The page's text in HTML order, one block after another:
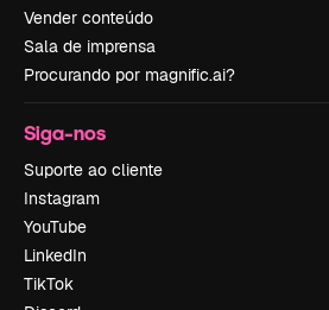
Vender conteúdo
Sala de imprensa
Procurando por magnific.ai?
Siga-nos
Suporte ao cliente
Instagram
YouTube
LinkedIn
TikTok